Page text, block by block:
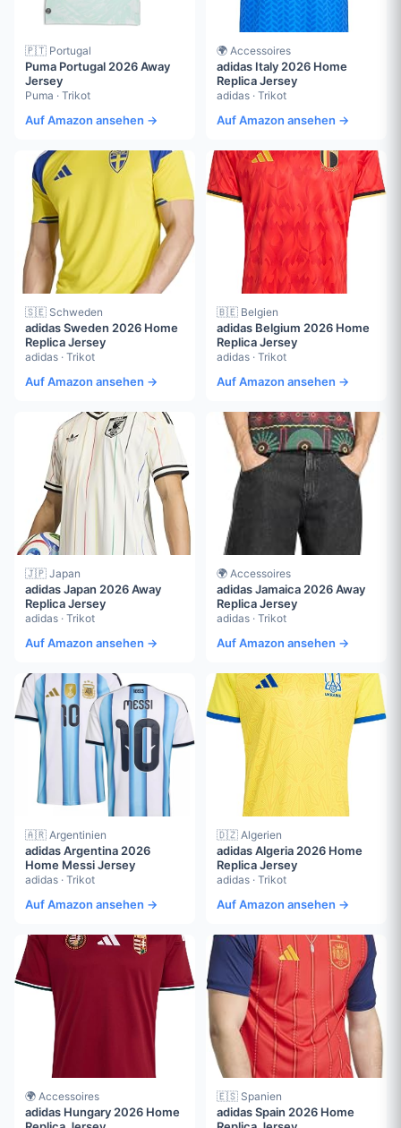
🇵🇹 Portugal
Puma Portugal 2026 Away
Jersey
Puma · Trikot
Auf Amazon ansehen →
🌍 Accessoires
adidas Italy 2026 Home
Replica Jersey
adidas · Trikot
Auf Amazon ansehen →
🇸🇪 Schweden
adidas Sweden 2026 Home
Replica Jersey
adidas · Trikot
Auf Amazon ansehen →
🇧🇪 Belgien
adidas Belgium 2026 Home
Replica Jersey
adidas · Trikot
Auf Amazon ansehen →
🇯🇵 Japan
adidas Japan 2026 Away
Replica Jersey
adidas · Trikot
Auf Amazon ansehen →
🌍 Accessoires
adidas Jamaica 2026 Away
Replica Jersey
adidas · Trikot
Auf Amazon ansehen →
🇦🇷 Argentinien
adidas Argentina 2026
Home Messi Jersey
adidas · Trikot
Auf Amazon ansehen →
🇩🇿 Algerien
adidas Algeria 2026 Home
Replica Jersey
adidas · Trikot
Auf Amazon ansehen →
🌍 Accessoires
adidas Hungary 2026 Home
🇪🇸 Spanien
adidas Spain 2026 Home